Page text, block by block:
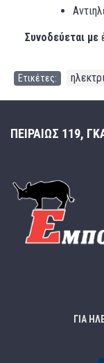
Συνοδεύεται με
Ετικέτες:
ΠΕΙΡΑΙΩΣ 119,
ΓΙΑ